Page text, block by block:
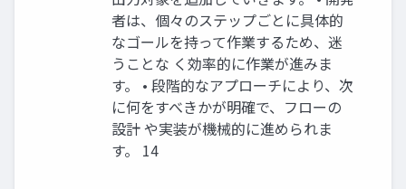
者は、個々のステップごとに具体的
なゴールを持って作業するため、迷
うことな く効率的に作業が進みま
す。 • 段階的なアプローチにより、次
に何をすべきかが明確で、フローの
設計 や実装が機械的に進められま
す。 14